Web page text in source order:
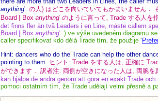
anything'. の人) はどこを向いていてもかまいません．
Board | Box anything' のように言って, Trade する人を
det finns fler än två Leaders i en Line, måste callern
Board | Box anything'. ) ve výše uvedeném diagramu
caller specifikovat kdo dělá Trade tím, že použije '
Hint: dancers who do the Trade can help the other
pointing to them.
ヒント: Trade をする人は, 正確に
ができます． 訳者注: 両側が空きになった人は, 両腕
kan hjälpa de andra genom att göra en exakt Trade
pomoci ostatním tím, že Trade udělají velmi přesně a